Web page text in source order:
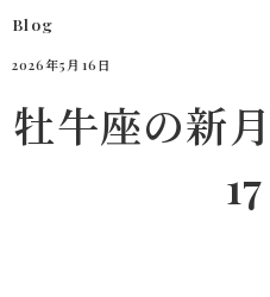
Blog
2026年5月16日
牡牛座の新